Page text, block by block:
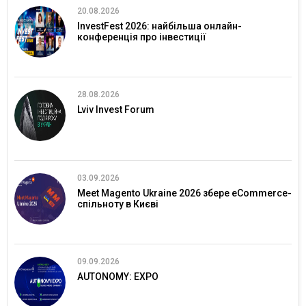
20.08.2026
InvestFest 2026: найбільша онлайн-
конференція про інвестиції
28.08.2026
Lviv Invest Forum
03.09.2026
Meet Magento Ukraine 2026 збере eCommerce-
спільноту в Києві
09.09.2026
AUTONOMY: EXPO